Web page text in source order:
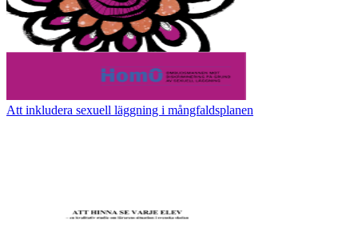
Att inkludera sexuell läggning i mångfaldsplanen